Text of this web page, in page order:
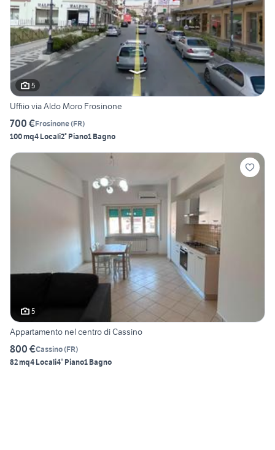
5
Uffiio via Aldo Moro Frosinone
700 €Frosinone(FR)
100 mq4 Locali2° Piano1 Bagno
5
Appartamento nel centro di Cassino
800 €Cassino(FR)
82 mq4 Locali4° Piano1 Bagno